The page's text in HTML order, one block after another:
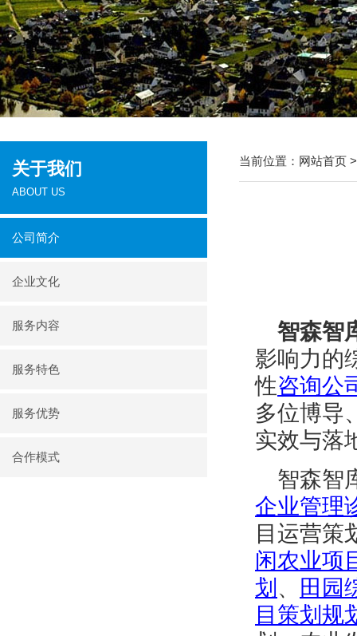
关于我们
ABOUT US
公司简介
企业文化
服务内容
服务特色
服务优势
合作模式
当前位置： 网站首页
智森智
影响力的
性咨询公
多位博导
实效与落
智森智
企业管理
目运营策
闲农业项
划 、
田园
目策划规